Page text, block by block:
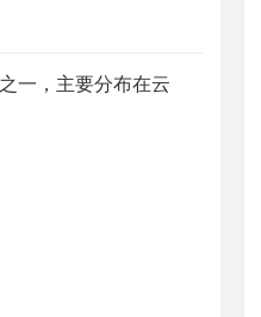
一，主要分布在云